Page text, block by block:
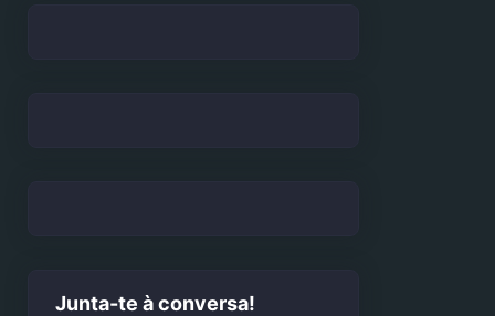
Junta-te à conversa!